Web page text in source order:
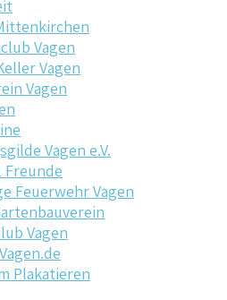
Vagen
Vagen
Vagen
Vagen e.V.
Freunde
Feuerwehr Vagen
Vagen
Plakatieren